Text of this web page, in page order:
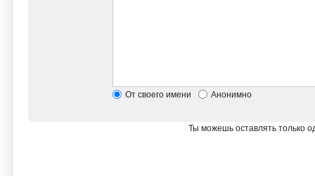
От своего имени Анонимно
Ты можешь оставлять только